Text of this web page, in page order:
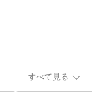
すべて見る